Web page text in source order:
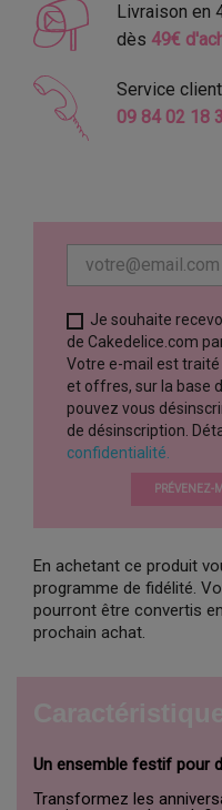
Livraison en
dès 49€
Service
09 84 02 18
Je souhaite
de Cakedelice.com
Votre e-mail est traité
et offres, sur la base
pouvez vous
de désinscription.
confidentialité.
PRÉVENEZ-
En achetant ce produit
programme de fidélité.
pourront être convertis
prochain achat.
Un ensemble festif pour
Transformez les